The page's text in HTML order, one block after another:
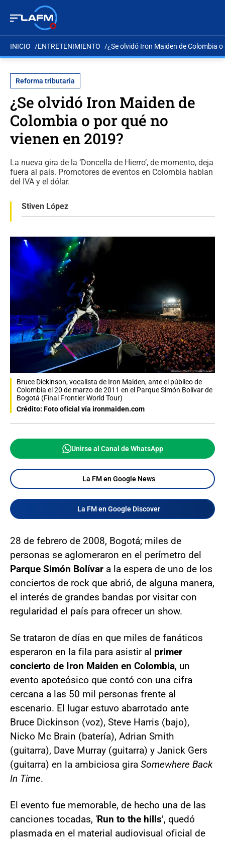
INICIO ENTRETENIMIENTO ¿Se olvidó Iron Maiden de Colombia
Reforma tributaria
¿Se olvidó Iron Maiden de
Colombia o por qué no
vienen en 2019?
La nueva gira de la ‘Doncella de Hierro’, de momento, deja
fuera al país. Promotores de eventos en Colombia hablan
del IVA y el dólar.
Stiven López
Bruce Dickinson, vocalista de Iron Maiden, ante el público de
Colombia el 20 de marzo de 2011 en el Parque Simón Bolívar de
Bogotá (Final Frontier World Tour)
Crédito: Foto oficial vía ironmaiden.com
Unirse al Canal de WhatsApp
La FM en Google News
La FM en Google Discover
28 de febrero de 2008, Bogotá; miles de
personas se aglomeraron en el perímetro del
Parque Simón Bolívar a la espera de uno de los
conciertos de rock que abrió, de alguna manera,
el interés de grandes bandas por visitar con
regularidad el país para ofrecer un show.
Se trataron de días en que miles de fanáticos
esperaron en la fila para asistir al primer
concierto de Iron Maiden en Colombia, un
evento apoteósico que contó con una cifra
cercana a las 50 mil personas frente al
escenario. El lugar estuvo abarrotado ante
Bruce Dickinson (voz), Steve Harris (bajo),
Nicko Mc Brain (batería), Adrian Smith
(guitarra), Dave Murray (guitarra) y Janick Gers
(guitarra) en la ambiciosa gira Somewhere Back
In Time.
El evento fue memorable, de hecho una de las
canciones tocadas, 'Run to the hills’, quedó
plasmada en el material audiovisual oficial de